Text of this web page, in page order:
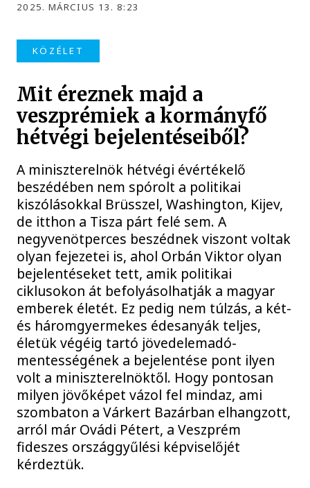
2025. MÁRCIUS 13. 8:23
KÖZÉLET
Mit éreznek majd a
veszprémiek a kormányfő
hétvégi bejelentéseiből?
A miniszterelnök hétvégi évértékelő
beszédében nem spórolt a politikai
kiszólásokkal Brüsszel, Washington, Kijev,
de itthon a Tisza párt felé sem. A
negyvenötperces beszédnek viszont voltak
olyan fejezetei is, ahol Orbán Viktor olyan
bejelentéseket tett, amik politikai
ciklusokon át befolyásolhatják a magyar
emberek életét. Ez pedig nem túlzás, a két-
és háromgyermekes édesanyák teljes,
életük végéig tartó jövedelemadó-
mentességének a bejelentése pont ilyen
volt a miniszterelnöktől. Hogy pontosan
milyen jövőképet vázol fel mindaz, ami
szombaton a Várkert Bazárban elhangzott,
arról már Ovádi Pétert, a Veszprém
fideszes országgyűlési képviselőjét
kérdeztük.